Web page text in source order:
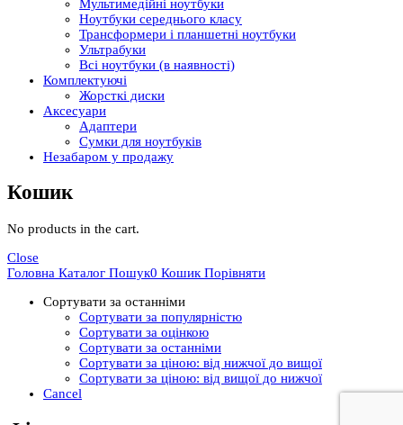
Мультимедійні ноутбуки
Ноутбуки середнього класу
Трансформери і планшетні ноутбуки
Ультрабуки
Всі ноутбуки (в наявності)
Комплектуючі
Жорсткі диски
Аксесуари
Адаптери
Сумки для ноутбуків
Незабаром у продажу
Кошик
No products in the cart.
Close
Головна Каталог Пошук0 Кошик Порівняти
Сортувати за останніми
Сортувати за популярністю
Сортувати за оцінкою
Сортувати за останніми
Сортувати за ціною: від нижчої до вищої
Сортувати за ціною: від вищої до нижчої
Cancel